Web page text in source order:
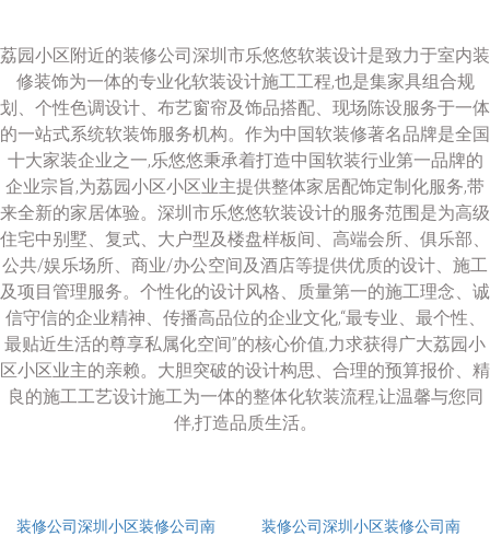
荔园小区附近的装修公司深圳市乐悠悠软装设计是致力于室内装
修装饰为一体的专业化软装设计施工工程,也是集家具组合规
划、个性色调设计、布艺窗帘及饰品搭配、现场陈设服务于一体
的一站式系统软装饰服务机构。作为中国软装修著名品牌是全国
十大家装企业之一,乐悠悠秉承着打造中国软装行业第一品牌的
企业宗旨,为荔园小区小区业主提供整体家居配饰定制化服务,带
来全新的家居体验。深圳市乐悠悠软装设计的服务范围是为高级
住宅中别墅、复式、大户型及楼盘样板间、高端会所、俱乐部、
公共/娱乐场所、商业/办公空间及酒店等提供优质的设计、施工
及项目管理服务。个性化的设计风格、质量第一的施工理念、诚
信守信的企业精神、传播高品位的企业文化,“最专业、最个性、
最贴近生活的尊享私属化空间”的核心价值,力求获得广大荔园小
区小区业主的亲赖。大胆突破的设计构思、合理的预算报价、精
良的施工工艺设计施工为一体的整体化软装流程,让温馨与您同
伴,打造品质生活。
装修公司深圳小区装修公司南
装修公司深圳小区装修公司南